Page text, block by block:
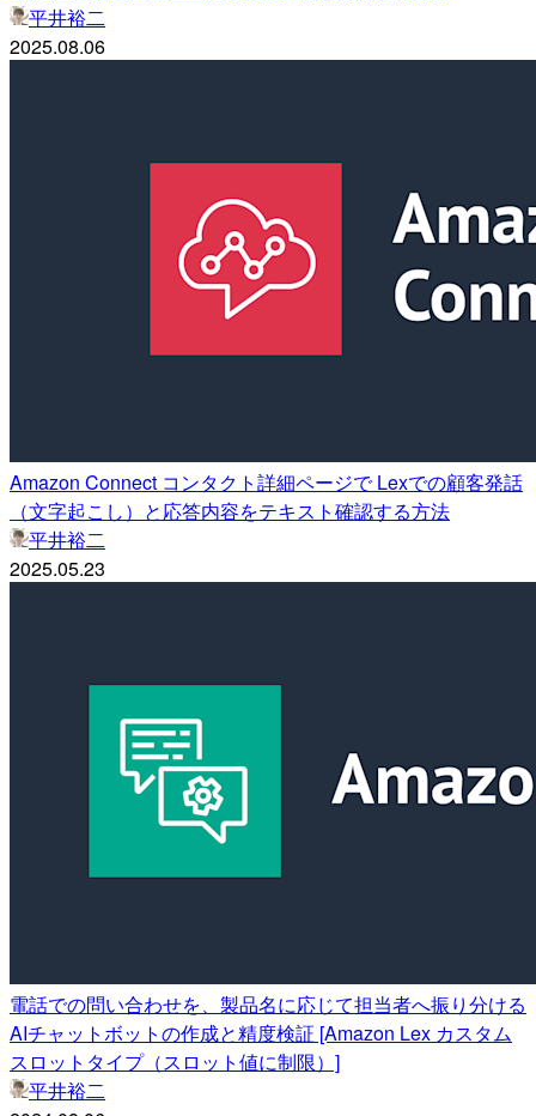
平井裕二
2025.08.06
Amazon Connect コンタクト詳細ページで Lexでの顧客発話
（文字起こし）と応答内容をテキスト確認する方法
平井裕二
2025.05.23
電話での問い合わせを、製品名に応じて担当者へ振り分ける
AIチャットボットの作成と精度検証 [Amazon Lex カスタム
スロットタイプ（スロット値に制限）]
平井裕二